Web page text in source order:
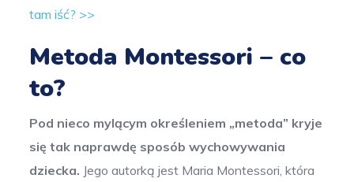
tam iść? >>
Metoda Montessori – co
to?
Pod nieco mylącym określeniem „metoda” kryje
się tak naprawdę sposób wychowywania
dziecka. Jego autorką jest Maria Montessori, która